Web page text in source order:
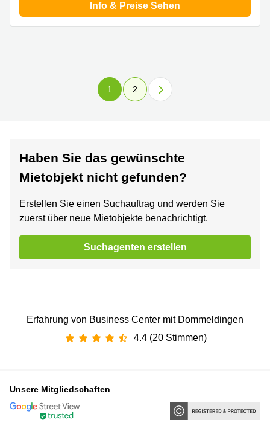
Info & Preise Sehen
1 2
Haben Sie das gewünschte
Mietobjekt nicht gefunden?
Erstellen Sie einen Suchauftrag und werden Sie
zuerst über neue Mietobjekte benachrichtigt.
Suchagenten erstellen
Erfahrung von Business Center mit Dommeldingen
4.4 (20 Stimmen)
Unsere Mitgliedschaften